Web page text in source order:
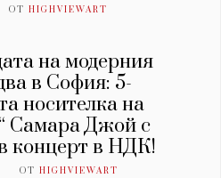
ОТHIGHVIEWART
на модерния
в София: 5-
носителка на
Самара Джой с
концерт в НДК!
ОТHIGHVIEWART